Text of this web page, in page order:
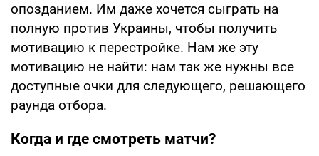
опозданием. Им даже хочется сыграть на
полную против Украины, чтобы получить
мотивацию к перестройке. Нам же эту
мотивацию не найти: нам так же нужны все
доступные очки для следующего, решающего
раунда отбора.
Когда и где смотреть матчи?